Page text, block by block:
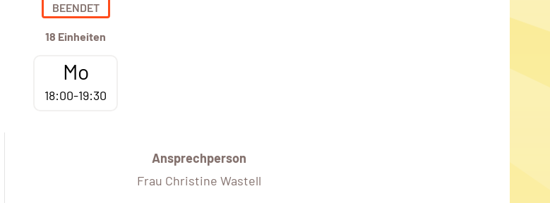
BEENDET
18 Einheiten
Mo
18:00-19:30
Ansprechperson
Frau Christine Wastell